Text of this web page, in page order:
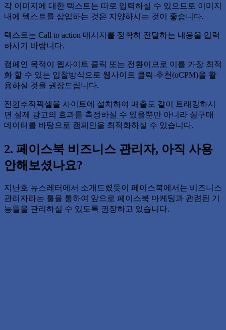
각 이미지에 대한 텍스트는 따로 입력하실 수 있으므로 이미지
내에 텍스트를 삽입하는 것은 지양하시는 것이 좋습니다.
텍스트는 Call to action 메시지를 정확히 전달하는 내용을 입력
하시기 바랍니다.
캠페인 목적이 웹사이트 클릭 또는 전환이므로 이를 가장 최적
화 할 수 있는 입찰방식으로 웹사이트 클릭-추천(oCPM)을 활
용하실 것을 권장드립니다.
전환추적픽셀을 사이트에 설치하여 매출도 같이 트래킹하시
면 실제 광고의 효과를 측정하실 수 있을뿐만 아니라 실구매
데이터를 바탕으로 캠페인을 최적화하실 수 있습니다.
2. 페이스북 비즈니스 관리자, 아직 사용
안해보셨나요?
지난호 뉴스레터에서 소개드렸듯이 페이스북에서는 비즈니스
관리자라는 툴을 통하여 앞으로 페이스북 마케팅과 관련된 기
능들을 관리하실 수 있도록 권장하고 있습니다.